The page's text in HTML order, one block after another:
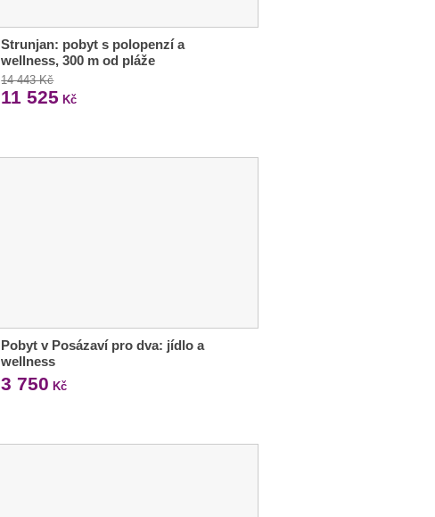
Strunjan: pobyt s polopenzí a
wellness, 300 m od pláže
14 443 Kč
11 525 Kč
Pobyt v Posázaví pro dva: jídlo a
wellness
3 750 Kč